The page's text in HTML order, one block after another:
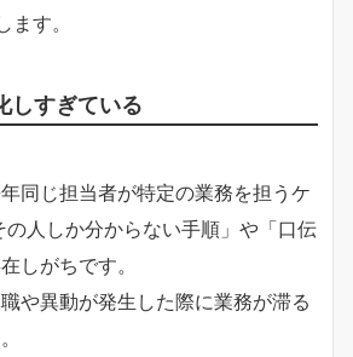
す。
すぎている
同じ担当者が特定の業務を担うケ
人しか分からない手順」や「口伝
しがちです。
や異動が発生した際に業務が滞る